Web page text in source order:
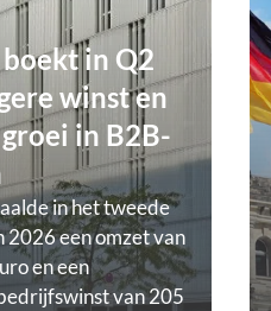
in Q2
winst en
in B2B-
in het tweede
2026 een omzet van
en een
van 205